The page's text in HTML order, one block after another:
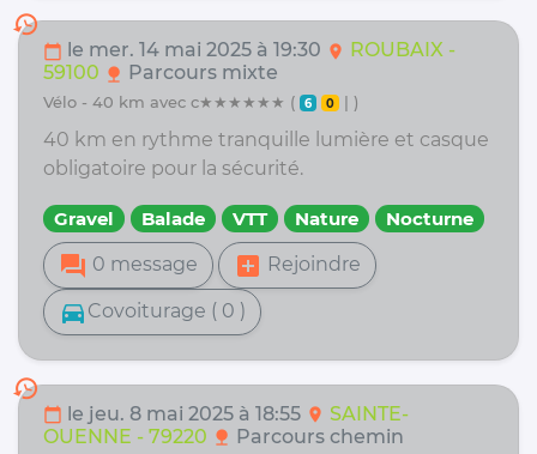
history
calendar_today le mer. 14 mai 2025 à 19:30 location_on ROUBAIX -
59100 nature Parcours mixte
vélo - 40 km avec c★★★★★★ ( 6 0 | )
40 km en rythme tranquille lumière et casque
obligatoire pour la sécurité.
Gravel Balade VTT Nature Nocturne
forum 0 message add_box Rejoindre
directions_car Covoiturage ( 0 )
history
calendar_today le jeu. 8 mai 2025 à 18:55 location_on SAINTE-
OUENNE - 79220 nature Parcours chemin